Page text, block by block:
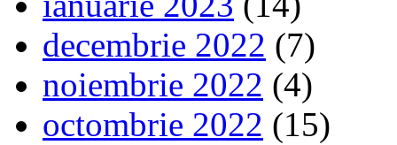
decembrie 2022 (7)
noiembrie 2022 (4)
octombrie 2022 (15)